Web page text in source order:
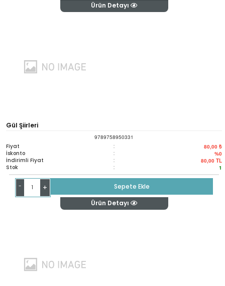
Ürün Detayı
Gül Şiirleri
9789758950331
Fiyat : 80,00 ₺
İskonto : %0
İndirimli Fiyat : 80,00 TL
Stok : 1
- +
Sepete Ekle
Ürün Detayı